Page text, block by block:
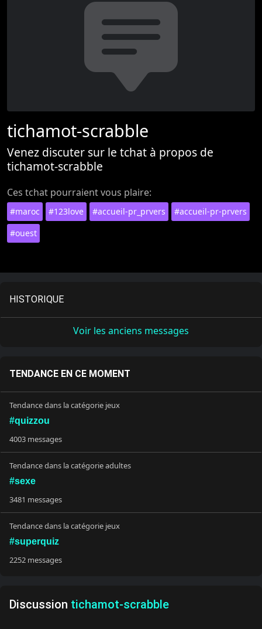
tichamot-scrabble
Venez discuter sur le tchat à propos de
tichamot-scrabble
Ces tchat pourraient vous plaire:
#maroc #123love #accueil-pr_prvers
#accueil-pr-prvers
#ouest
Discussion tichamot-scrabble
HISTORIQUE
Voir les anciens messages
TENDANCE EN CE MOMENT
Tendance dans la catégorie jeux
#quizzou
4003 messages
Tendance dans la catégorie adultes
#sexe
3481 messages
Tendance dans la catégorie jeux
#superquiz
2252 messages